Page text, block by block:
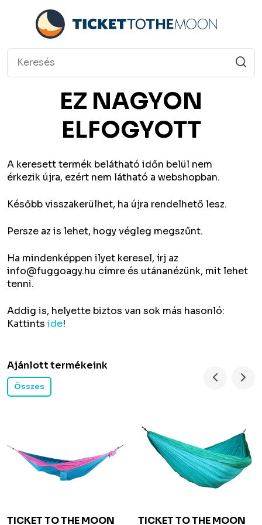
EZ NAGYON
ELFOGYOTT
A keresett termék belátható időn belül nem
érkezik újra, ezért nem látható a webshopban.
Később visszakerülhet, ha újra rendelhető lesz.
Persze az is lehet, hogy végleg megszűnt.
Ha mindenképpen ilyet keresel, írj az
info@fuggoagy.hu címre és utánanézünk, mit lehet
tenni.
Addig is, helyette biztos van sok más hasonló:
Kattints ide!
Ajánlott termékeink
Összes
TICKET TO THE MOON
TICKET TO THE MOON